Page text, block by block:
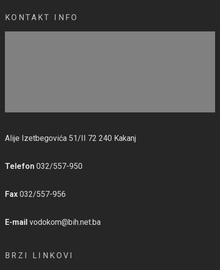
KONTAKT INFO
Alije Izetbegovića 51/II 72 240 Kakanj
Telefon 032/557-950
Fax 032/557-956
E-mail vodokom@bih.net.ba
BRZI LINKOVI